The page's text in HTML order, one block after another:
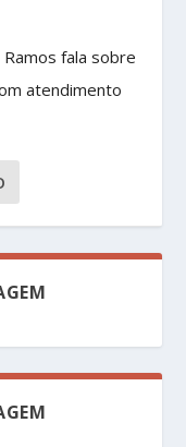
fala sobre
atendimento